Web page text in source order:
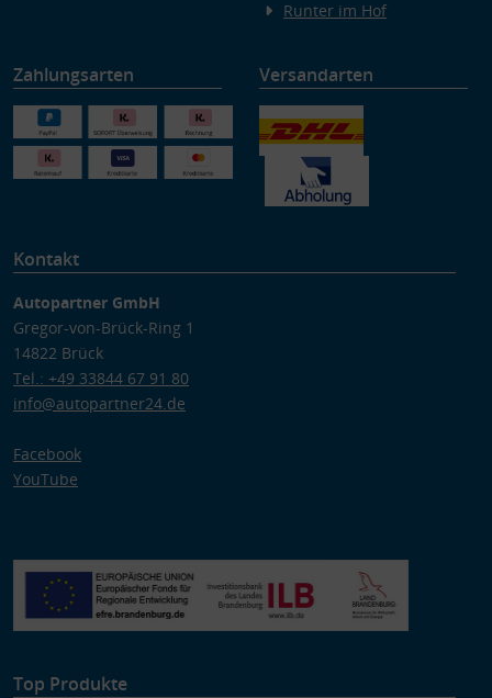
Runter im Hof
Zahlungsarten Versandarten
Kontakt
Autopartner GmbH
Gregor-von-Brück-Ring 1
14822 Brück
Tel.: +49 33844 67 91 80
info@autopartner24.de
Facebook
YouTube
Top Produkte